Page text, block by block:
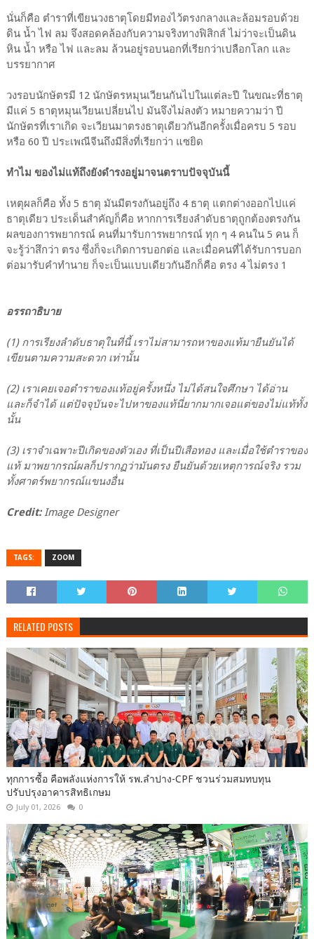
นั่นก็คือ ตำราที่เขียนวงธาตุโดยมีทองไว้ตรงกลางและล้อมรอบด้วย
ดิน น้ำ ไฟ ลม จึงสอดคล้องกับความจริงทางฟิสิกส์ ไม่ว่าจะเป็นดิน
หิน น้ำ หรือ ไฟ และลม ล้วนอยู่รอบนอกที่เรียกว่าเปลือกโลก และ
บรรยากาศ
วงรอบนักษัตรมี 12 นักษัตรหมุนเวียนกันไปในแต่ละปี ในขณะที่ธาตุ
มีแค่ 5 ธาตุหมุนเวียนเปลี่ยนไป มันจึงไม่ลงตัว หมายความว่า ปี
นักษัตรที่เราเกิด จะเวียนมาตรงธาตุเดียวกันอีกครั้งเมื่อครบ 5 รอบ
หรือ 60 ปี ประเพณีจีนถึงมีสิ่งที่เรียกว่า แซยิด
ทำไม ของไม่แท้ถึงยังดำรงอยู่มาจนตราบปัจจุบันนี้
เหตุผลก็คือ ทั้ง 5 ธาตุ มันมีตรงกันอยู่ถึง 4 ธาตุ แตกต่างออกไปแค่
ธาตุเดียว ประเด็นสำคัญก็คือ หากการเรียงลำดับธาตุถูกต้องตรงกัน
ผลของการพยากรณ์ คนที่มารับการพยากรณ์ ทุก ๆ 4 คนใน 5 คน ก็
จะรู้ว่าสึกว่า ตรง ซึ่งก็จะเกิดการบอกต่อ และเมื่อคนที่ได้รับการบอก
ต่อมารับคำทำนาย ก็จะเป็นแบบเดียวกันอีกก็คือ ตรง 4 ไม่ตรง 1
อรรถาธิบาย
(1) การเรียงลำดับธาตุในที่นี้ เราไม่สามารถหาของแท้มายืนยันได้
เขียนตามความสะดวก เท่านั้น
(2) เราเคยเจอตำราของแท้อยู่ครั้งหนึ่ง ไม่ได้สนใจศึกษา ได้อ่าน
และก็จำได้ แต่ปัจจุบันจะไปหาของแท้นี่ยากมากเจอแต่ของไม่แท้ทั้ง
นั้น
(3) เราจำเฉพาะปีเกิดของตัวเอง ที่เป็นปีเสือทอง และเมื่อใช้ตำราของ
แท้ มาพยากรณ์ผลก็ปรากฏว่ามันตรง ยืนยันด้วยเหตุการณ์จริง รวม
ทั้งศาตร์พยากรณ์แขนงอื่น
Credit:Image Designer
TAGS: ZOOM
RELATED POSTS
ทุกการซื้อ คือพลังแห่งการให้ รพ.ลำปาง-CPF ชวนร่วมสมทบทุน
ปรับปรุงอาคารสิทธิเกษม
July 01, 2026 0